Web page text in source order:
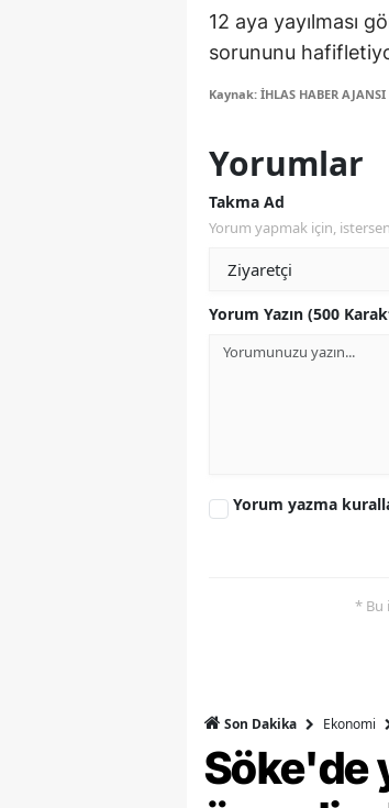
12 aya yayılması
sorununu
Kaynak: İHLAS HABER AJANSI
Yorumlar
Takma Ad
Yorum yapmak için,
Yorum Yazın (500
Yorum yazma
* Bu
Son Dakika Ekonomi
Söke'de